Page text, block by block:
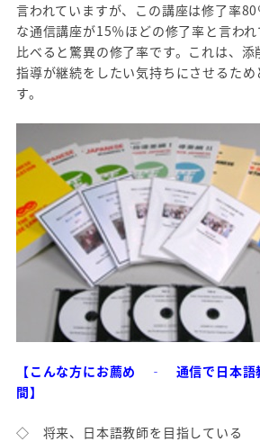
言われていますが、この講座は修了率
な通信講座が15％ほどの修了率と言わ
比べると驚異の修了率です。これは、
指導が継続をしたい気持ちにさせるため
す。
【こんな方にお薦め ‐ 通信で日本語
間】
◇ 将来、日本語教師を目指している